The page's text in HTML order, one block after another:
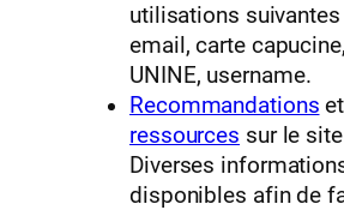
utilisations
email, carte
UNINE, username.
Recommandations et
ressources sur le
Diverses
disponibles afin de